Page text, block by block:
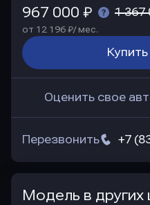
967 000 ₽ 1 367
от 12 196 ₽/ мес.
Оценить свое
+7
Перезвонить
Модель в других